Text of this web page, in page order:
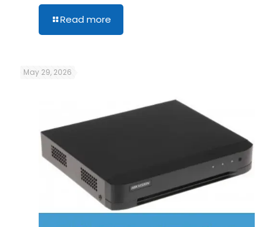
Read more
May 29, 2026